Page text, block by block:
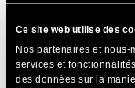
Ce site web utilise des
Nos partenaires et
services et
des données sur la
(processus appelé
vos sites web peuvent
accédés par le nom